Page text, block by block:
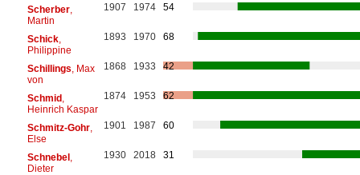
Scherber,
Martin
1907 1974 54
Schick,
Philippine
1893 1970 68
Schillings , Max
von
1868 1933 42
Schmid,
Heinrich Kaspar
1874 1953 62
Schmitz-Gohr,
Else
1901 1987 60
Schnebel,
Dieter
1930 2018 31